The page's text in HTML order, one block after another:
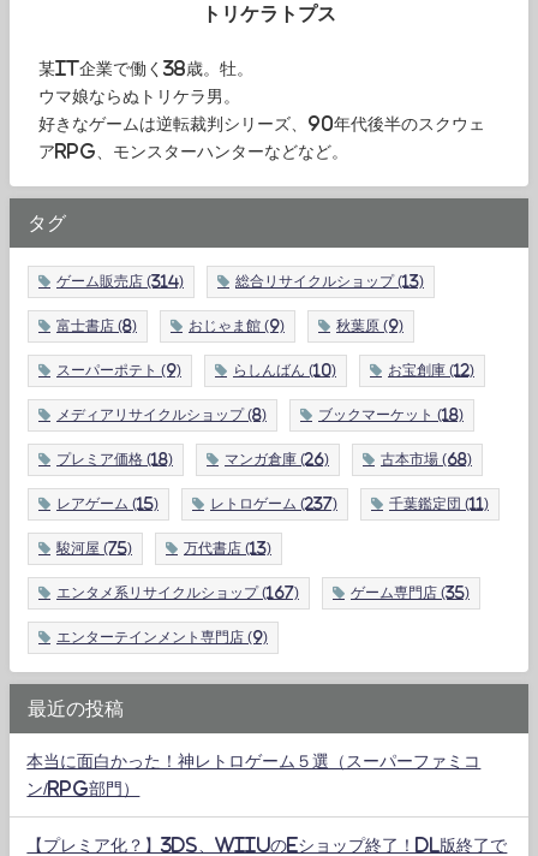
トリケラトプス
某IT企業で働く38歳。牡。
ウマ娘ならぬトリケラ男。
好きなゲームは逆転裁判シリーズ、90年代後半のスクウェ
アRPG、モンスターハンターなどなど。
タグ
ゲーム販売店 (314) 総合リサイクルショップ (13)
富士書店 (8) おじゃま館 (9) 秋葉原 (9)
スーパーポテト (9) らしんばん (10) お宝創庫 (12)
メディアリサイクルショップ (8) ブックマーケット (18)
プレミア価格 (18) マンガ倉庫 (26) 古本市場 (68)
レアゲーム (15) レトロゲーム (237) 千葉鑑定団 (11)
駿河屋 (75) 万代書店 (13)
エンタメ系リサイクルショップ (167) ゲーム専門店 (35)
エンターテインメント専門店 (9)
最近の投稿
本当に面白かった！神レトロゲーム５選（スーパーファミコ
ン/RPG部門）
【プレミア化？】3DS、WiiUのeショップ終了！DL版終了で